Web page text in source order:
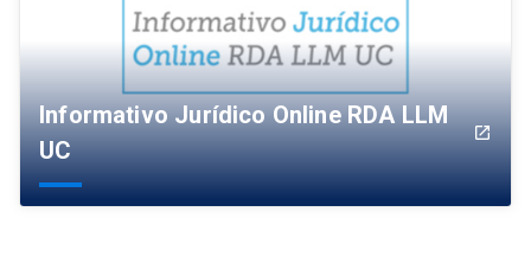
Informativo Jurídico Online RDA LLM
UC
launch